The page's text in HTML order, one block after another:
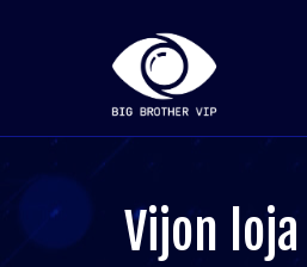
Vijon